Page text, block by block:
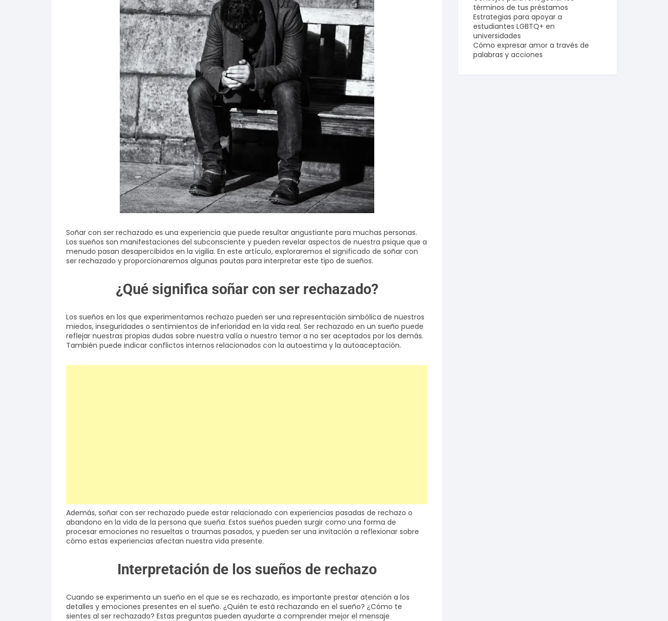
Salud y bienestar
Finanzas
Reseñas
Actualidad
Soñar con ser rechazado es una experiencia que puede resultar angustiante para muchas personas.
Los sueños son manifestaciones del subconsciente y pueden revelar aspectos de nuestra psique que a
menudo pasan desapercibidos en la vigilia. En este artículo, exploraremos el significado de soñar con
ser rechazado y proporcionaremos algunas pautas para interpretar este tipo de sueños.
¿Qué significa soñar con ser rechazado?
Los sueños en los que experimentamos rechazo pueden ser una representación simbólica de nuestros
miedos, inseguridades o sentimientos de inferioridad en la vida real. Ser rechazado en un sueño puede
reflejar nuestras propias dudas sobre nuestra valía o nuestro temor a no ser aceptados por los demás.
También puede indicar conflictos internos relacionados con la autoestima y la autoaceptación.
Además, soñar con ser rechazado puede estar relacionado con experiencias pasadas de rechazo o
abandono en la vida de la persona que sueña. Estos sueños pueden surgir como una forma de
procesar emociones no resueltas o traumas pasados, y pueden ser una invitación a reflexionar sobre
cómo estas experiencias afectan nuestra vida presente.
Interpretación de los sueños de rechazo
Cuando se experimenta un sueño en el que se es rechazado, es importante prestar atención a los
detalles y emociones presentes en el sueño. ¿Quién te está rechazando en el sueño? ¿Cómo te
sientes al ser rechazado? Estas preguntas pueden ayudarte a comprender mejor el mensaje
términos de tus préstamos
Estrategias para apoyar a
estudiantes LGBTQ+ en
universidades
Cómo expresar amor a través de
palabras y acciones